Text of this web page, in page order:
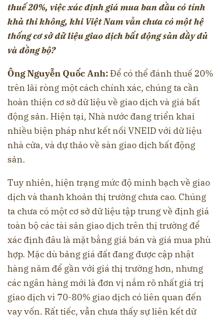
thuế 20%, việc xác định giá mua ban đầu có tính
khả thi không, khi Việt Nam vẫn chưa có một hệ
thống cơ sở dữ liệu giao dịch bất động sản đầy đủ
và đồng bộ?
Ông Nguyễn Quốc Anh:Để có thể đánh thuế 20%
trên lãi ròng một cách chính xác, chúng ta cần
hoàn thiện cơ sở dữ liệu về giao dịch và giá bất
động sản. Hiện tại, Nhà nước đang triển khai
nhiều biện pháp như kết nối VNEID với dữ liệu
nhà cửa, và dự thảo về sàn giao dịch bất động
sản.
Tuy nhiên, hiện trạng mức độ minh bạch về giao
dịch và thanh khoản thị trường chưa cao. Chúng
ta chưa có một cơ sở dữ liệu tập trung về định giá
toàn bộ các tài sản giao dịch trên thị trường để
xác định đâu là mặt bằng giá bán và giá mua phù
hợp. Mặc dù bảng giá đất đang được cập nhật
hàng năm để gần với giá thị trường hơn, nhưng
các ngân hàng mới là đơn vị nắm rõ nhất giá trị
giao dịch vì 70-80% giao dịch có liên quan đến
vay vốn. Rất tiếc, vẫn chưa thấy sự liên kết dữ